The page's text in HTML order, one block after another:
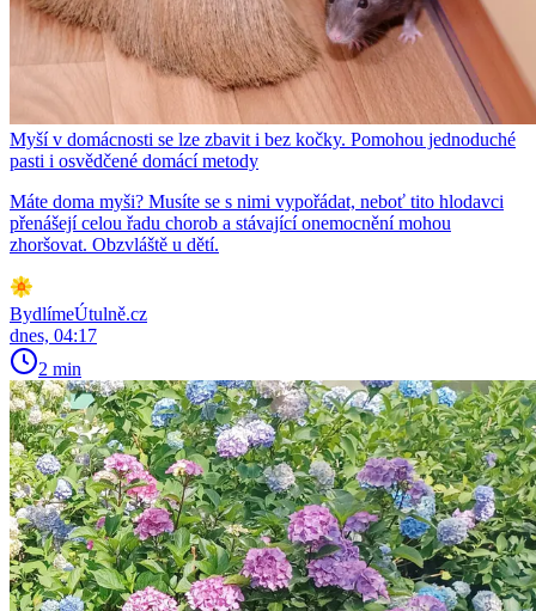
Myší v domácnosti se lze zbavit i bez kočky. Pomohou jednoduché
pasti i osvědčené domácí metody
Máte doma myši? Musíte se s nimi vypořádat, neboť tito hlodavci
přenášejí celou řadu chorob a stávající onemocnění mohou
zhoršovat. Obzvláště u dětí.
BydlímeÚtulně.cz
dnes, 04:17
2 min